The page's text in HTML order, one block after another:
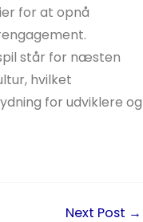
for at opnå
står for næsten
hvilket
for udviklere og
Next Post →